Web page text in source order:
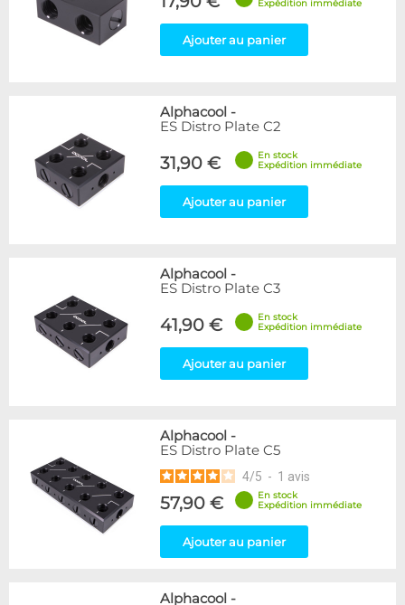
Expédition immédiate
Ajouter au panier
Alphacool -
ES Distro Plate C2
31,90 €
En stock
Expédition immédiate
Ajouter au panier
Alphacool -
ES Distro Plate C3
41,90 €
En stock
Expédition immédiate
Ajouter au panier
Alphacool -
ES Distro Plate C5
4/5 - 1 avis
57,90 €
En stock
Expédition immédiate
Ajouter au panier
Alphacool -